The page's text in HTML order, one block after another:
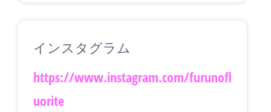
インスタグラム
https://www.instagram.com/furunofl
uorite